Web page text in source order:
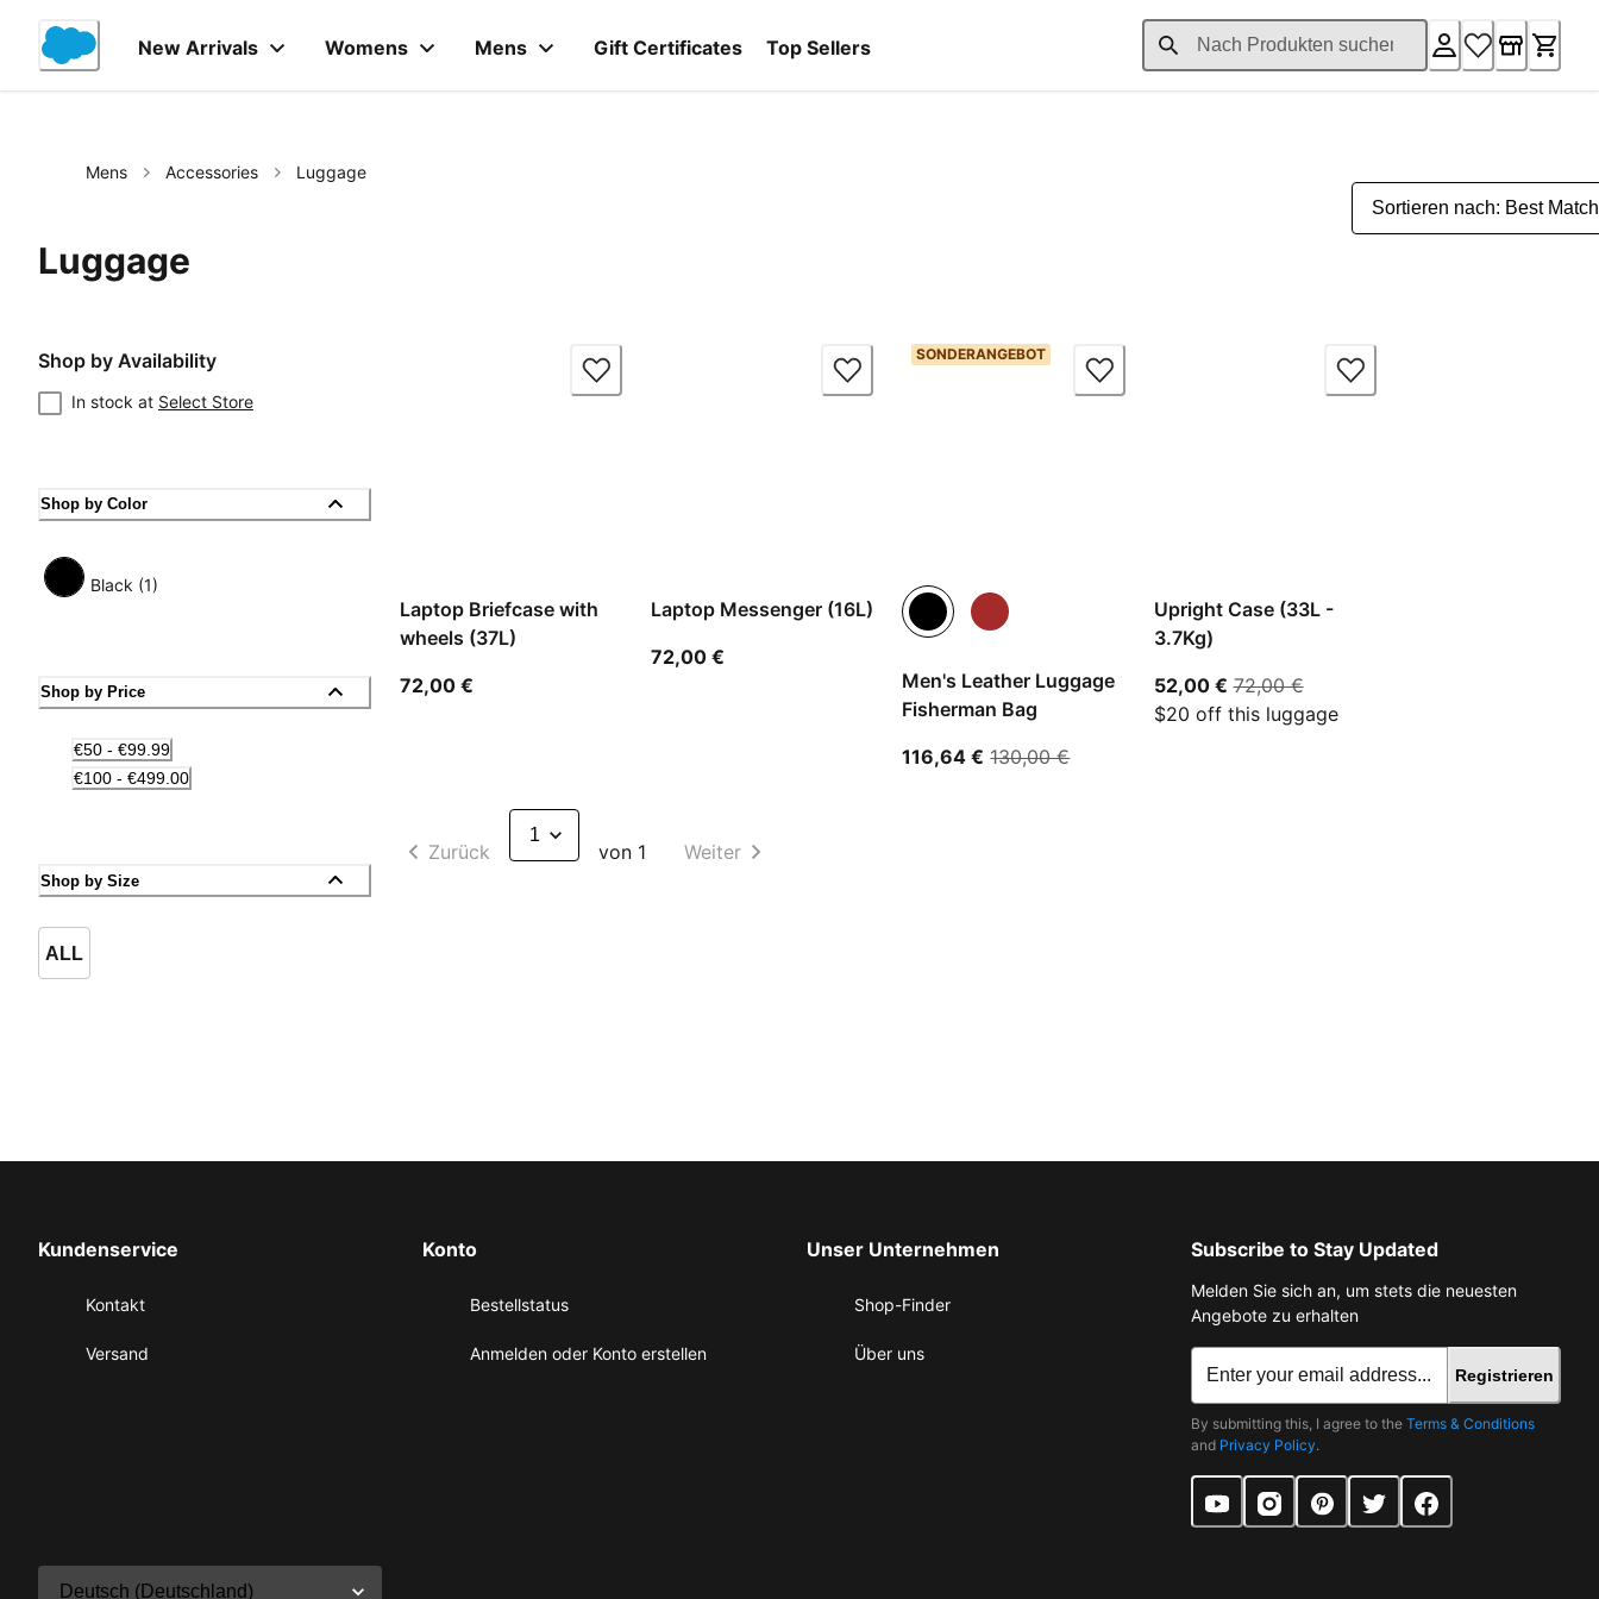
Content
New Arrivals Womens Mens Gift Certificates Top Sellers
Mens Accessories Luggage
Luggage
Shop by Availability
In stock at Select Store
Shop by Color
Black (1)
Shop by Price
€50 - €99.99
€100 - €499.00
Shop by Size
ALL
Laptop Briefcase with
wheels (37L)
72,00 €
Laptop Messenger (16L)
72,00 €
Men's Leather Luggage
Fisherman Bag
116,64 € aktueller Preis 116,64 €
130,00 €ursprünglicher Preis 130,00 €
SONDERANGEBOT
Upright Case (33L -
3.7Kg)
52,00 €aktueller Preis 52,00 €
72,00 €ursprünglicher Preis 72,00 €
$20 off this luggage
Zurück von 1 Weiter
Kundenservice
Kontakt
Versand
Konto
Bestellstatus
Anmelden oder Konto erstellen
Unser Unternehmen
Shop-Finder
Über uns
Subscribe to Stay Updated
Melden Sie sich an, um stets die neuesten
Angebote zu erhalten
Registrieren
By submitting this, I agree to the Terms & Conditions
and Privacy Policy.